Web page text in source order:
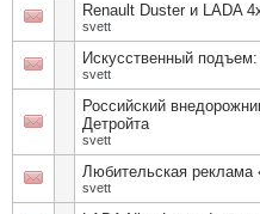
Renault Duster и LADA
svett
Искусственный
svett
Российский
Детройта
svett
Любительская реклама
svett